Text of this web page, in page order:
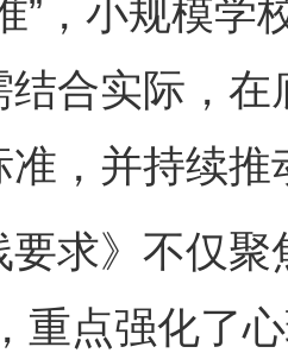
”，小规模
结合实际，
准，并持续
》不仅聚
重点强化了